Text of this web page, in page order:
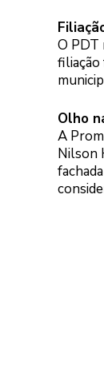
O PDT
Olho
A
Nilson